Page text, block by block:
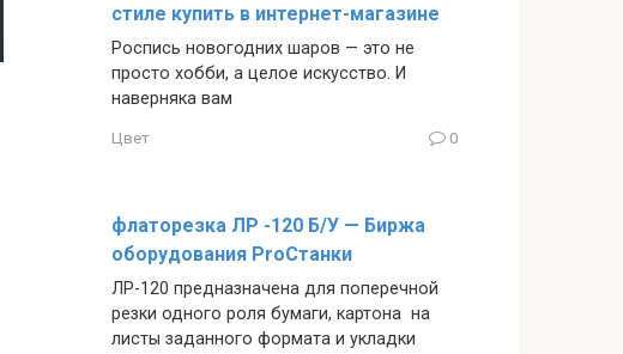
стиле купить в интернет-магазине
Роспись новогодних шаров — это не
просто хобби, а целое искусство. И
наверняка вам
Цвет 0
флаторезка ЛР -120 Б/У — Биржа
оборудования ProСтанки
ЛР-120 предназначена для поперечной
резки одного роля бумаги, картона на
листы заданного формата и укладки